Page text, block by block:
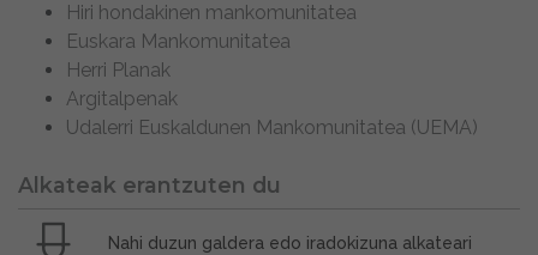
Hiri hondakinen mankomunitatea
Euskara Mankomunitatea
Herri Planak
Argitalpenak
Udalerri Euskaldunen Mankomunitatea (UEMA)
Alkateak erantzuten du
Nahi duzun galdera edo iradokizuna alkateari